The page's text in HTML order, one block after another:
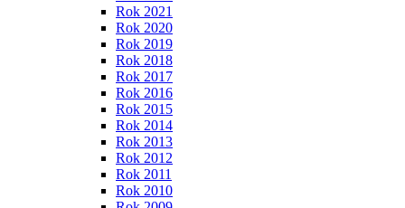
Rok 2021
Rok 2020
Rok 2019
Rok 2018
Rok 2017
Rok 2016
Rok 2015
Rok 2014
Rok 2013
Rok 2012
Rok 2011
Rok 2010